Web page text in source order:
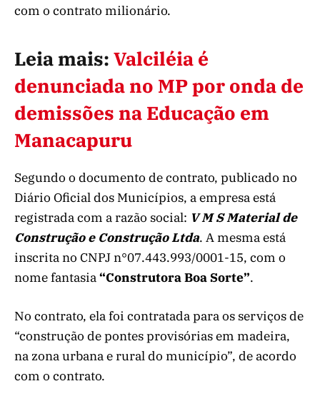
com o contrato milionário.
Leia mais: Valciléia é
denunciada no MP por onda de
demissões na Educação em
Manacapuru
Segundo o documento de contrato, publicado no
Diário Oficial dos Municípios, a empresa está
registrada com a razão social: V M S Material de
Construção e Construção Ltda. A mesma está
inscrita no CNPJ n°07.443.993/0001-15, com o
nome fantasia“Construtora Boa Sorte”.
No contrato, ela foi contratada para os serviços de
“construção de pontes provisórias em madeira,
na zona urbana e rural do município”, de acordo
com o contrato.